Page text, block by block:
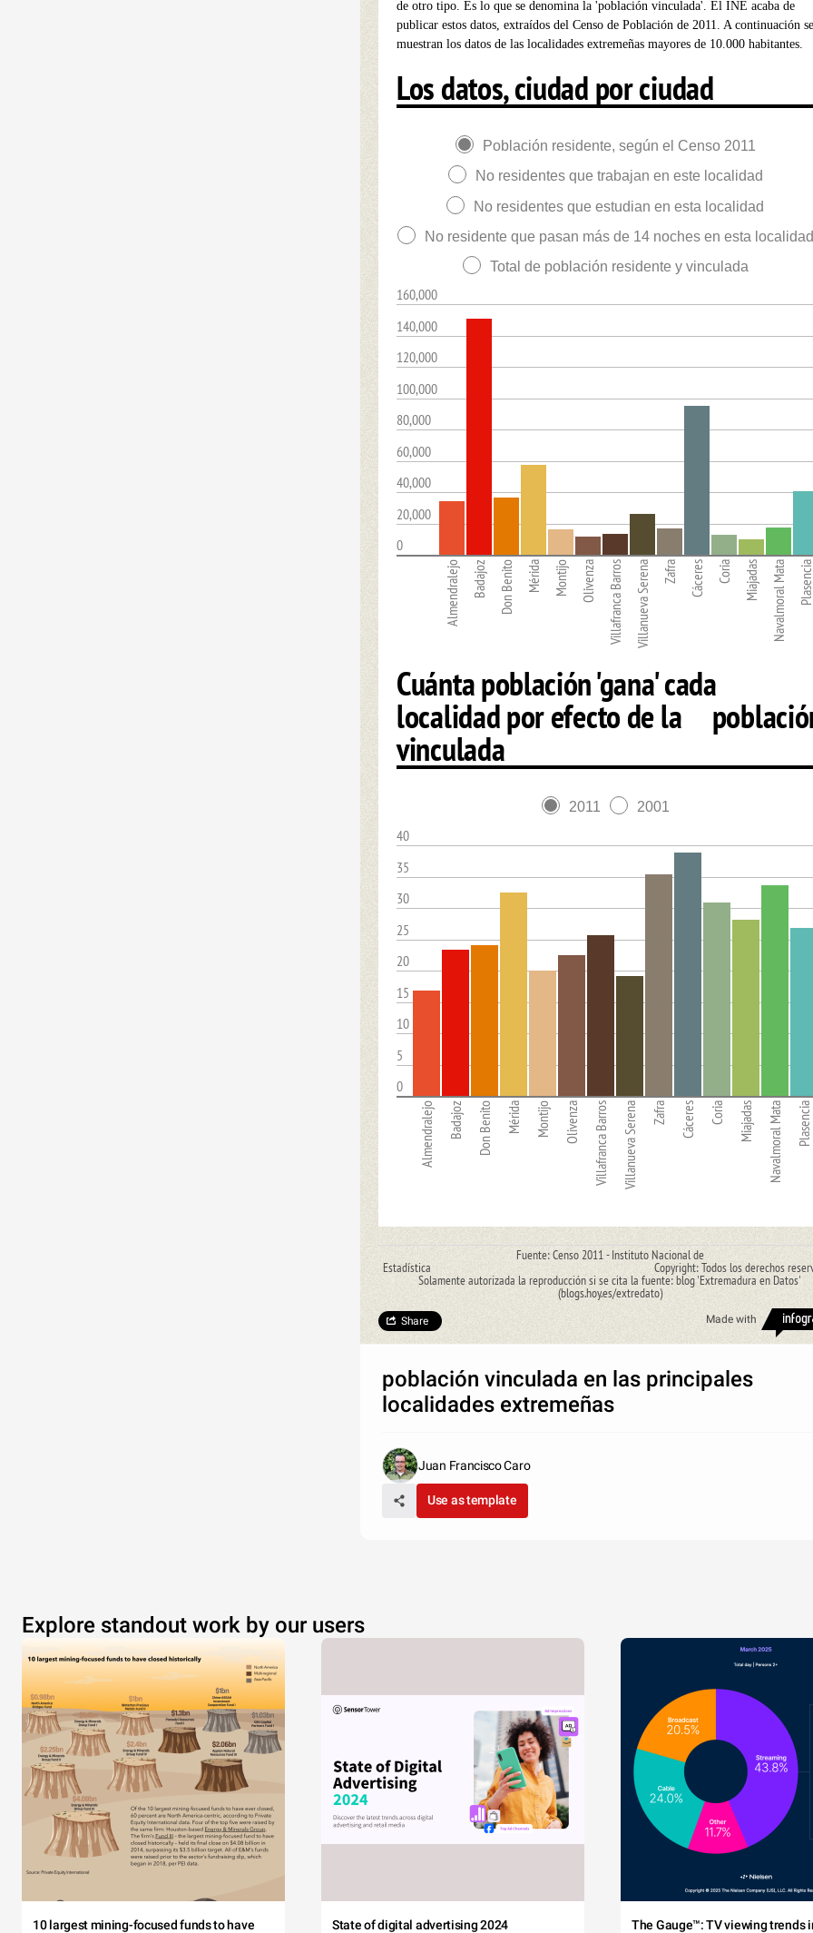
de otro tipo. Es lo que se denomina la 'población vinculada'. El INE acaba de
publicar estos datos, extraídos del Censo de Población de 2011. A continuación se
muestran los datos de las localidades extremeñas mayores de 10.000 habitantes.
Los datos, ciudad por ciudad
Población residente, según el Censo 2011
No residentes que trabajan en este localidad
No residentes que estudian en esta localidad
No residente que pasan más de 14 noches en esta localidad
Total de población residente y vinculada
160,000
140,000
120,000
100,000
80,000
60,000
40,000
20,000
0
Almendralejo Badajoz Don Benito Mérida Montijo Olivenza Villafranca Barros Villanueva Serena Zafra Cáceres Coria Miajadas Navalmoral Mata
Cuánta población 'gana' cada
localidad por efecto de la
vinculada
2011 2001
40
35
30
25
20
15
10
5
0
Almendralejo Badajoz Don Benito Mérida Montijo Olivenza Villafranca Barros Villanueva Serena Zafra Cáceres Coria Miajadas Navalmoral Mata Plasencia
Fuente: Censo 2011 - Instituto Nacional de
Estadística Copyright: Todos los derechos
Solamente autorizada la reproducción si se cita la fuente: blog 'Extremadura en Datos'
(blogs.hoy.es/extredato)
Made with
Share
población vinculada en las principales
localidades extremeñas
Juan Francisco Caro
Use as template
Explore standout work by our users
10 largest mining-focused funds to have
State of digital advertising 2024 The Gauge™: TV viewing trends